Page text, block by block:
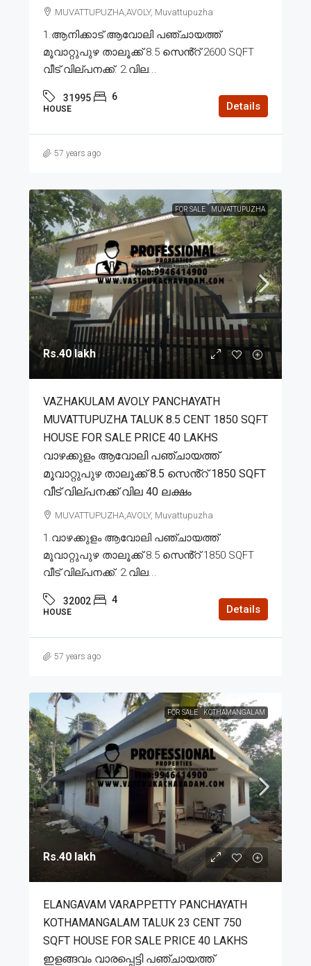
MUVATTUPUZHA,AVOLY, Muvattupuzha
1.ആനിക്കാട് ആവോലി പഞ്ചായത്ത്
മൂവാറ്റുപുഴ താലൂക്ക് 8.5 സെൻ്റ് 2600 SQFT
വീട് വില്പനക്ക്. 2.വില...
31995 6
HOUSE Details
57 years ago
FOR SALE MUVATTUPUZHA
Rs.40 lakh
VAZHAKULAM AVOLY PANCHAYATH
MUVATTUPUZHA TALUK 8.5 CENT 1850 SQFT
HOUSE FOR SALE PRICE 40 LAKHS
വാഴക്കുളം ആവോലി പഞ്ചായത്ത്
മൂവാറ്റുപുഴ താലൂക്ക് 8.5 സെൻ്റ് 1850 SQFT
വീട് വില്പനക്ക് വില 40 ലക്ഷം
MUVATTUPUZHA,AVOLY, Muvattupuzha
1.വാഴക്കുളം ആവോലി പഞ്ചായത്ത്
മൂവാറ്റുപുഴ താലൂക്ക് 8.5 സെൻ്റ് 1850 SQFT
വീട് വില്പനക്ക്. 2.വില...
32002 4
HOUSE Details
57 years ago
FOR SALE KOTHAMANGALAM
Rs.40 lakh
ELANGAVAM VARAPPETTY PANCHAYATH
KOTHAMANGALAM TALUK 23 CENT 750
SQFT HOUSE FOR SALE PRICE 40 LAKHS
ഇളങ്ങവം വാരപ്പെട്ടി പഞ്ചായത്ത്